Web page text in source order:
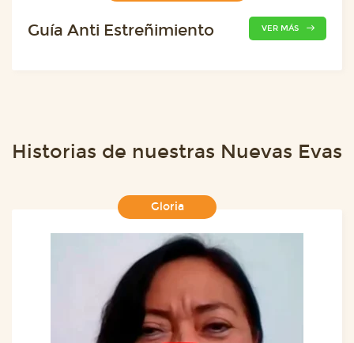
Guía Anti Estreñimiento VER MÁS
Historias de nuestras Nuevas Evas
Gloria